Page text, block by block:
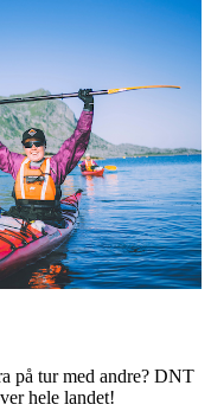
på tur med andre? DNT
hele landet!